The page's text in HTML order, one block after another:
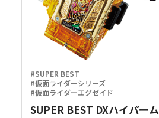
#SUPER BEST
#仮面ライダーシリーズ
#仮面ライダーエグゼイド
SUPER BEST DXハイパーム